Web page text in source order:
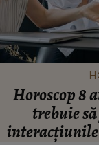
Horoscop 8
trebuie
interacțiunile